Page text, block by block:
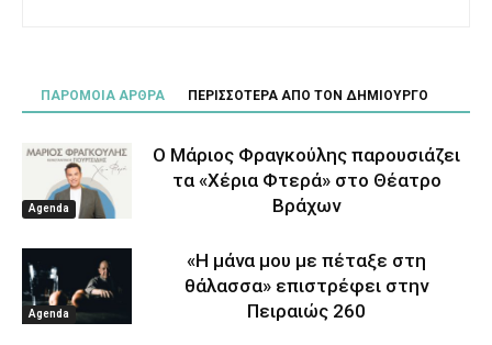
ΠΑΡΟΜΟΙΑ ΑΡΘΡΑ ΠΕΡΙΣΣΟΤΕΡΑ ΑΠΟ ΤΟΝ ΔΗΜΙΟΥΡΓΟ
Agenda
Ο Μάριος Φραγκούλης παρουσιάζει
τα «Χέρια Φτερά» στο Θέατρο
Βράχων
Agenda
«Η μάνα μου με πέταξε στη
θάλασσα» επιστρέφει στην
Πειραιώς 260